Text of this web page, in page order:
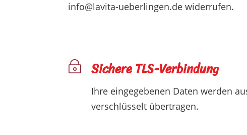
info@lavita-ueberlingen.de widerrufen.
~ Sichere TLS-Verbindung
Ihre eingegebenen Daten werden
verschlüsselt übertragen.